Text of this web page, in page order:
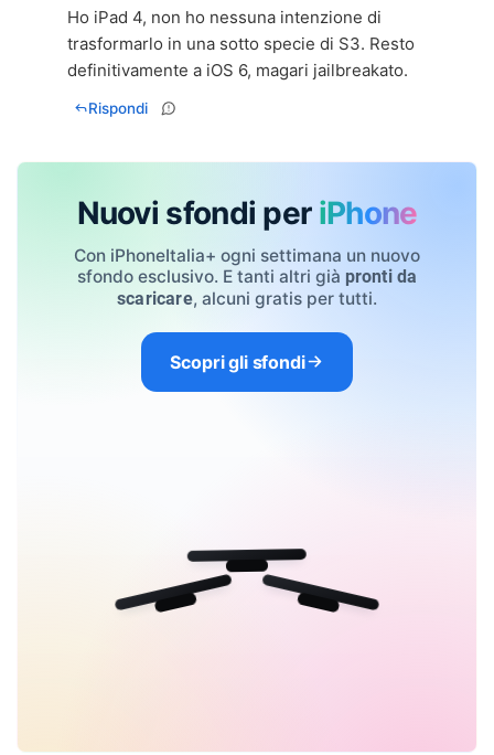
Ho iPad 4, non ho nessuna intenzione di
trasformarlo in una sotto specie di S3. Resto
definitivamente a iOS 6, magari jailbreakato.
Rispondi
Nuovi sfondi per iPhone
Con iPhoneItalia+ ogni settimana un nuovo
sfondo esclusivo. E tanti altri già pronti da
scaricare, alcuni gratis per tutti.
Scopri gli sfondi